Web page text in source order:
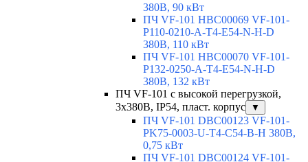
380В, 90 кВт
ПЧ VF-101 HBC00069 VF-101-
P110-0210-A-T4-E54-N-H-D
380В, 110 кВт
ПЧ VF-101 HBC00070 VF-101-
P132-0250-A-T4-E54-N-H-D
380В, 132 кВт
ПЧ VF-101 с высокой перегрузкой,
3х380В, IP54, пласт. корпус
▼
ПЧ VF-101 DBC00123 VF-101-
PK75-0003-U-T4-C54-B-H 380В,
0,75 кВт
ПЧ VF-101 DBC00124 VF-101-